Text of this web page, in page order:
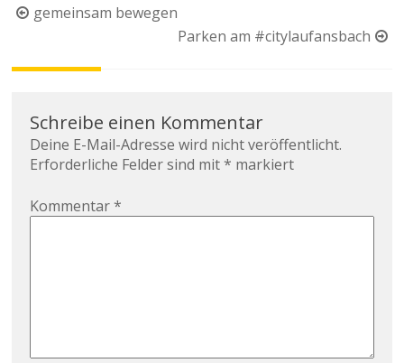
Beitragsnavigation
gemeinsam bewegen
Parken am #citylaufansbach
Schreibe einen Kommentar
Deine E-Mail-Adresse wird nicht veröffentlicht.
Erforderliche Felder sind mit* markiert
Kommentar*